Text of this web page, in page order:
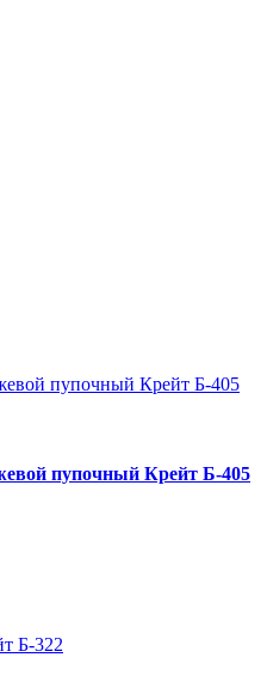
пупочный Крейт Б-405